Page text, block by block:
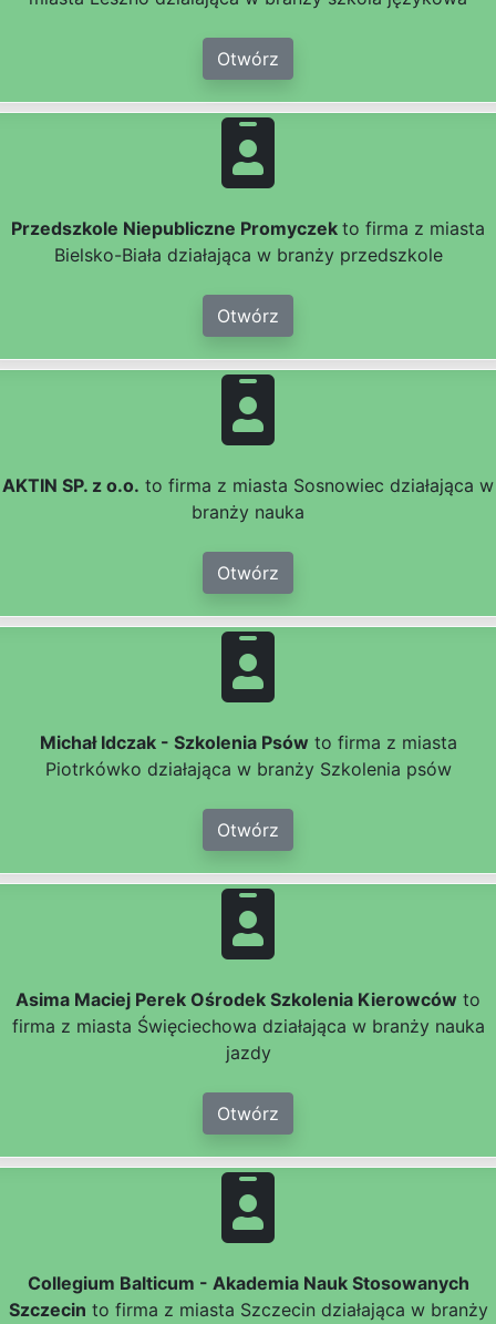
Otwórz
Przedszkole Niepubliczne Promyczek to firma z miasta
Bielsko-Biała działająca w branży przedszkole
Otwórz
AKTIN SP. z o.o. to firma z miasta Sosnowiec działająca w
branży nauka
Otwórz
Michał Idczak - Szkolenia Psów to firma z miasta
Piotrkówko działająca w branży Szkolenia psów
Otwórz
Asima Maciej Perek Ośrodek Szkolenia Kierowców to
firma z miasta Święciechowa działająca w branży nauka
jazdy
Otwórz
Collegium Balticum - Akademia Nauk Stosowanych
Szczecin to firma z miasta Szczecin działająca w branży